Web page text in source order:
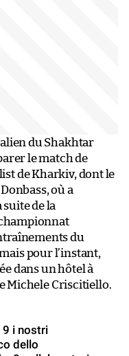
du Shakhtar
le match de
de Kharkiv, dont le
où a
de la
du
pour l’instant,
dans un hôtel à
Michele Criscitiello.
9 i nostri
dello